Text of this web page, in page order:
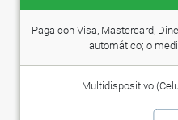
Paga con Visa, Mastercard,
automático; o
Multidispositivo